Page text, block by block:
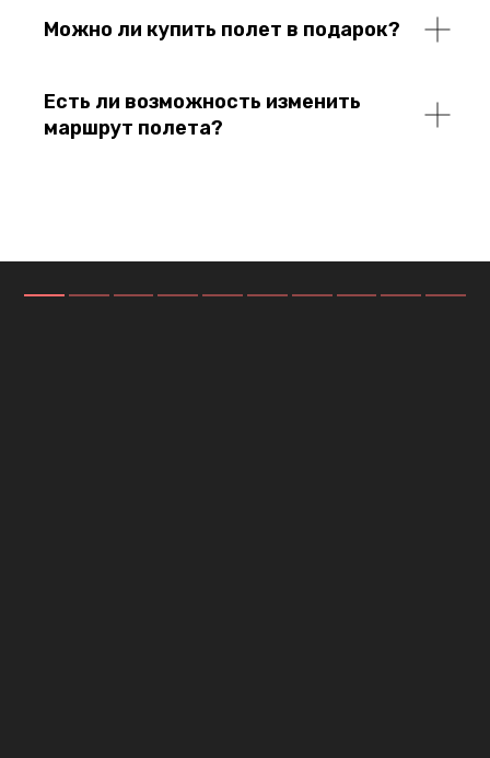
Можно ли купить полет в подарок?
Есть ли возможность изменить
маршрут полета?